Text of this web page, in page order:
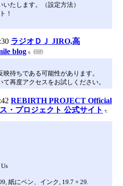
たします。（設定方法）
！
ラジオＤＪ JIRO,高
blog
待ちである可能性があります。
て再度アクセスをお試しください。
REBIRTH PROJECT Official
・プロジェクト 公式サイト
紙にペン、インク, 19.7 × 29.